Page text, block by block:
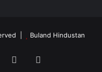
| Buland Hindustan
Instagram